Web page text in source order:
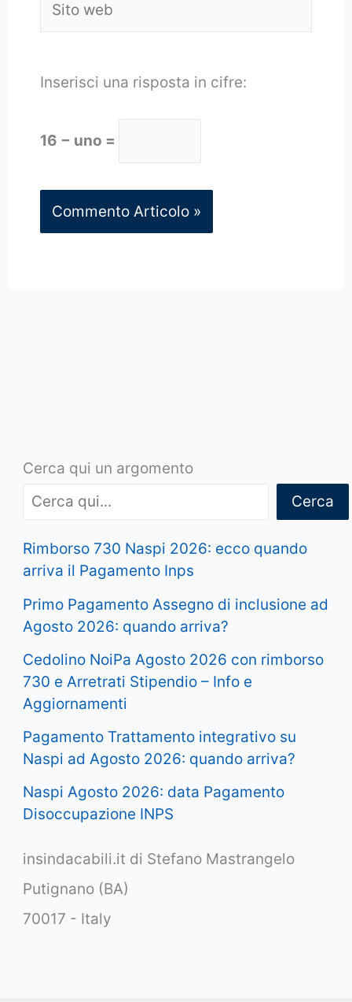
web
Inserisci una risposta in cifre:
16 − uno =
Cerca qui un argomento
Cerca
Rimborso 730 Naspi 2026: ecco quando
arriva il Pagamento Inps
Primo Pagamento Assegno di inclusione ad
Agosto 2026: quando arriva?
Cedolino NoiPa Agosto 2026 con rimborso
730 e Arretrati Stipendio – Info e
Aggiornamenti
Pagamento Trattamento integrativo su
Naspi ad Agosto 2026: quando arriva?
Naspi Agosto 2026: data Pagamento
Disoccupazione INPS
insindacabili.it di Stefano Mastrangelo
Putignano (BA)
70017 - Italy